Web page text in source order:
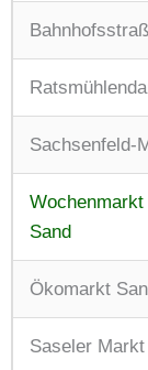
Sachsenfeld-
Wochenmarkt
Sand
Ökomarkt
Saseler Markt